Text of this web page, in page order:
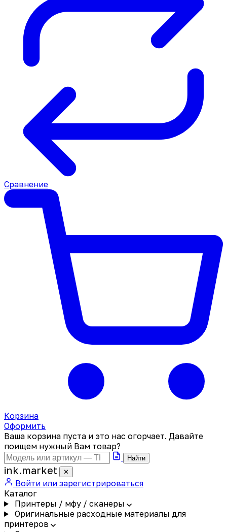
Сравнение
Корзина
Оформить
Ваша корзина пуста и это нас огорчает. Давайте
поищем нужный Вам товар?
Найти
ink.market ✕
Войти или зарегистрироваться
Каталог
Принтеры / мфу / сканеры
Оригинальные расходные материалы для
принтеров